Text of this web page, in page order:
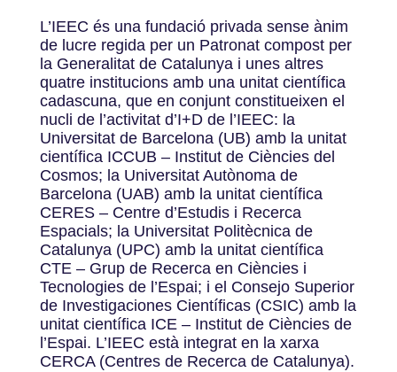
L’IEEC és una fundació privada sense ànim
de lucre regida per un Patronat compost per
la Generalitat de Catalunya i unes altres
quatre institucions amb una unitat científica
cadascuna, que en conjunt constitueixen el
nucli de l’activitat d’I+D de l’IEEC: la
Universitat de Barcelona (UB) amb la unitat
científica ICCUB – Institut de Ciències del
Cosmos; la Universitat Autònoma de
Barcelona (UAB) amb la unitat científica
CERES – Centre d’Estudis i Recerca
Espacials; la Universitat Politècnica de
Catalunya (UPC) amb la unitat científica
CTE – Grup de Recerca en Ciències i
Tecnologies de l’Espai; i el Consejo Superior
de Investigaciones Científicas (CSIC) amb la
unitat científica ICE – Institut de Ciències de
l’Espai. L’IEEC està integrat en la xarxa
CERCA (Centres de Recerca de Catalunya).